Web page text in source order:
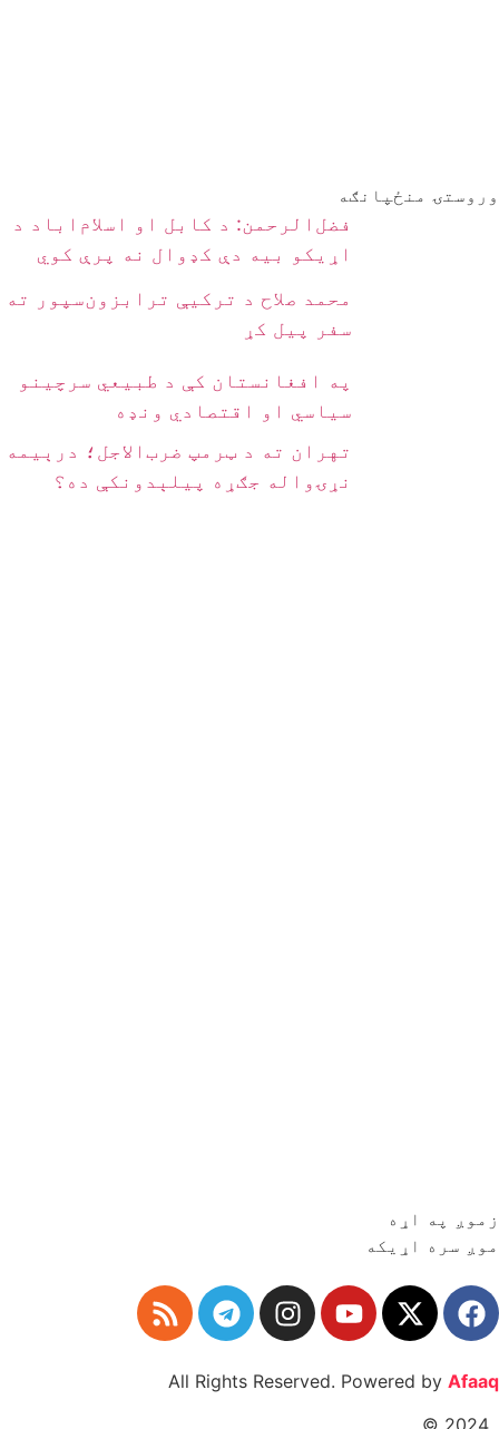
وروستۍ منځپانګه
فضل‌الرحمن: د کابل او اسلام‌اباد د
اړیکو بیه دې کډوال نه پرې کوي
محمد صلاح د ترکیې ترابزون‌سپور ته
سفر پیل کړ
په افغانستان کې د طبیعي سرچینو
سیاسي او اقتصادي ونډه
تهران ته د ټرمپ ضرب‌الاجل؛ درېیمه
نړۍواله جګړه پیلېدونکې ده؟
زموږ په اړه
موږ سره اړیکه
All Rights Reserved. Powered by Afaaq